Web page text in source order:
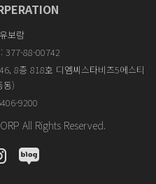
보람
377-88-00742
8층 818호 디엠씨스타비즈5에스티
동)
9200
All Rights Reserved.